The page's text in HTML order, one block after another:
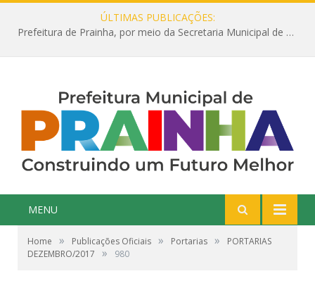
ÚLTIMAS PUBLICAÇÕES:
Prefeitura de Prainha, por meio da Secretaria Municipal de Educação, abre 354 vagas na área da Educação para 2025 com processo seletivo simplificado
MENU
Home » Publicações Oficiais » Portarias »
PORTARIAS
DEZEMBRO/2017
» 980